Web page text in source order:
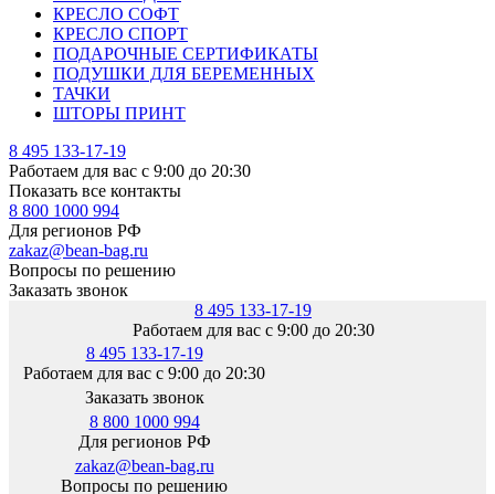
КРЕСЛО СОФТ
КРЕСЛО СПОРТ
ПОДАРОЧНЫЕ СЕРТИФИКАТЫ
ПОДУШКИ ДЛЯ БЕРЕМЕННЫХ
ТАЧКИ
ШТОРЫ ПРИНТ
8 495 133-17-19
Работаем для вас с 9:00 до 20:30
Показать все контакты
8 800 1000 994
Для регионов РФ
zakaz@bean-bag.ru
Вопросы по решению
Заказать звонок
8 495 133-17-19
Работаем для вас с 9:00 до 20:30
8 495 133-17-19
Работаем для вас с 9:00 до 20:30
Заказать звонок
8 800 1000 994
Для регионов РФ
zakaz@bean-bag.ru
Вопросы по решению